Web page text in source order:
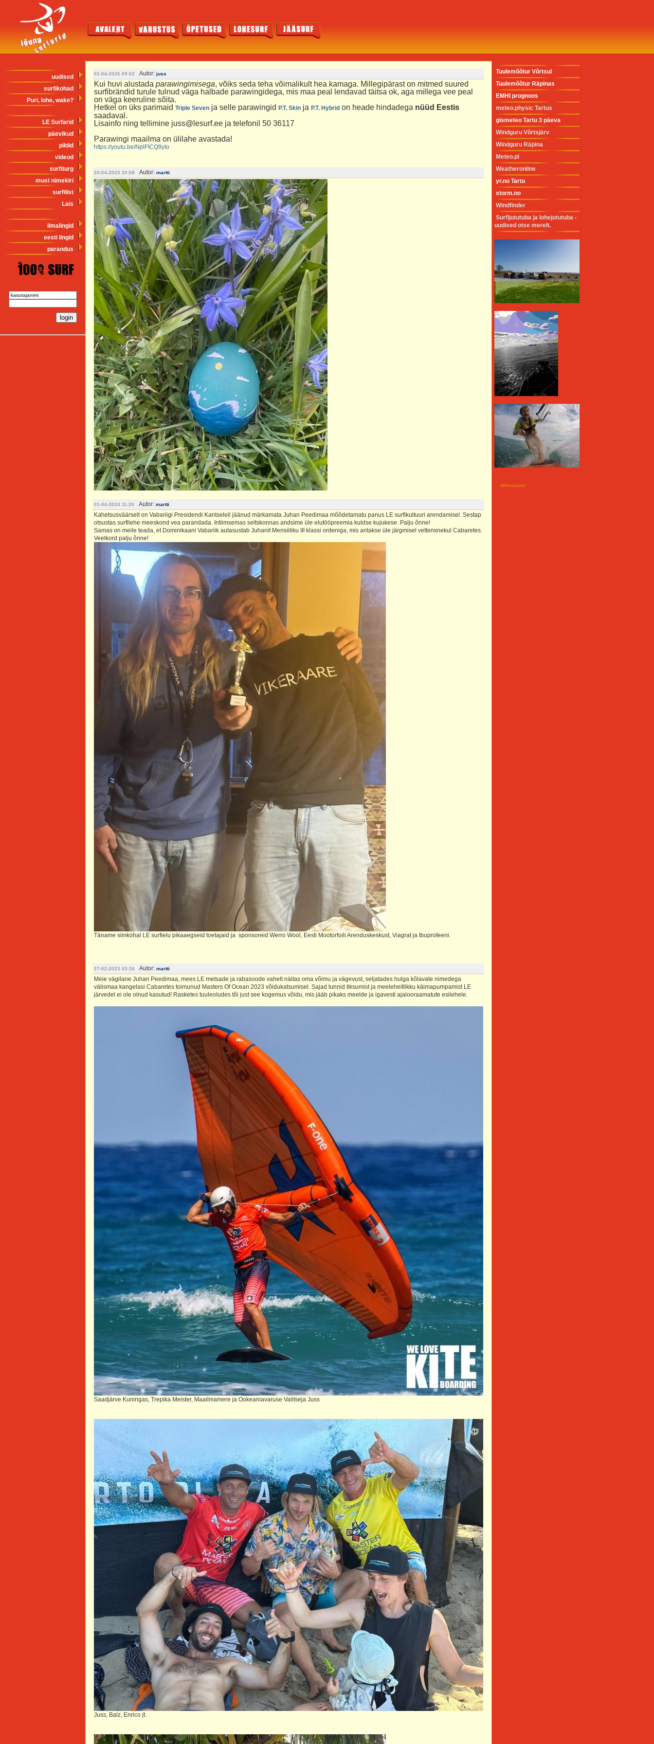
uudised
surfikohad
Puri, lohe, wake?
LE Surfarid
päevikud
pildid
videod
surfiturg
must nimekiri
surfilist
Lais
ilmalingid
eesti lingid
parandus
01-04-2026 09:02 Autor: juss
Kui huvi alustada parawingimisega, võiks seda teha võimalikult hea kamaga. Millegipärast on mitmed suured
surfibrändid turule tulnud väga halbade parawingidega, mis maa peal lendavad täitsa ok, aga millega vee peal
on väga keeruline sõita.
Hetkel on üks parimaid Triple Seven ja selle parawingid P.T. Skin ja P.T. Hybrid on heade hindadega nüüd Eestis
saadaval.
Lisainfo ning tellimine juss@lesurf.ee ja telefonil 50 36117
Parawingi maailma on ülilahe avastada!
https://youtu.be/NplFICQ9yIo
20-04-2025 20:08 Autor: martti
01-04-2024 11:20 Autor: martti
Kahetsusväärselt on Vabariigi Presidendi Kantseleil jäänud märkamata Juhan Peedimaa mõõdetamatu panus LE surfikultuuri arendamisel. Sestap
otsustas surfilehe meeskond vea parandada. Intiimsemas seltskonnas andsime üle elutööpreemia kuldse kujukese. Palju õnne!
Samas on meile teada, et Dominikaani Vabariik autasustab Juhanit Merisiiliku III klassi ordeniga, mis antakse üle järgmisel vetteminekul Cabaretes.
Veelkord palju õnne!
Täname siinkohal LE surfielu pikaaegseid toetajaid ja sponsoreid Werro Wool, Eesti Mootorfoili Arenduskeskust, Viagrat ja Ibuprofeeni.
27-02-2023 03:16 Autor: martti
Meie vägilane Juhan Peedimaa, mees LE metsade ja rabasoode vahelt näitas oma võimu ja vägevust, seljatades hulga kõlavate nimedega
välismaa kangelasi Cabaretes toimunud Masters Of Ocean 2023 võidukatsumisel. Sajad tunnid tiksumist ja meeleheitlikku käimapumpamist LE
järvedel ei ole olnud kasutud! Rasketes tuuleoludes tõi just see kogemus võidu, mis jääb pikaks meelde ja igavesti ajalooraamatute esilehele.
Saadjärve Kuningas, Trepika Meister, Maailmamere ja Ookeaniavaruse Valitseja Juss
Juss, Balz, Enrico jt.
Tuulemõõtur Võrtsul
Tuulemõõtur Räpinas
EMHI prognoos
meteo.physic Tartus
gismeteo Tartu 3 päeva
Windguru Võrtsjärv
Windguru Räpina
Meteo.pl
Weatheronline
yr.no Tartu
storm.no
Windfinder
Surfijututuba ja lohejututuba -
uudised otse merelt.
Webmaster